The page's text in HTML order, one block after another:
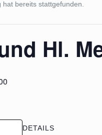
hat bereits stattgefunden.
Hl.
DETAILS